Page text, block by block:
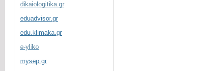
dikaiologitika.gr
eduadvisor.gr
edu.klimaka.gr
e-yliko
mysep.gr